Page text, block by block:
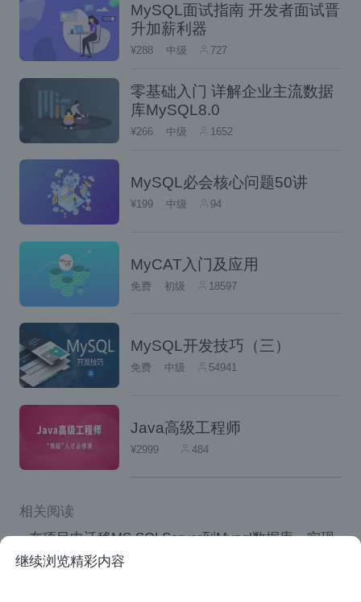
继续浏览精彩内容
安全性：
RDS服务和数据的安全性由云服务商保证。
自建IDC和使用云服务器部署MySQL数据库需
要自已来保证服务和数据的安全性。
结论：
对于一般小企业没有足够的DBA管理人员，数
对于大中型企业来说还是更建议使用自建IDC
的方式来部署MySQL。
······························
欢迎关注课程：
《程序猿必知必会-MySQL 8.0详解与实
战》（新课限时优惠 ）
《MySQL提升课程 全面讲解MySQL框架设
MySQL面试指南 开发者面试晋
升加薪利器
¥288 中级 727
零基础入门 详解企业主流数据
库MySQL8.0
¥266 中级 1652
MySQL必会核心问题50讲
¥199 中级 94
MyCAT入门及应用
免费 初级 18597
MySQL开发技巧（三）
免费 中级 54941
Java高级工程师
¥2999 484
相关阅读
在项目中迁移MS SQLServer到Mysql数据库，实现
MySQL数据库的快速整合